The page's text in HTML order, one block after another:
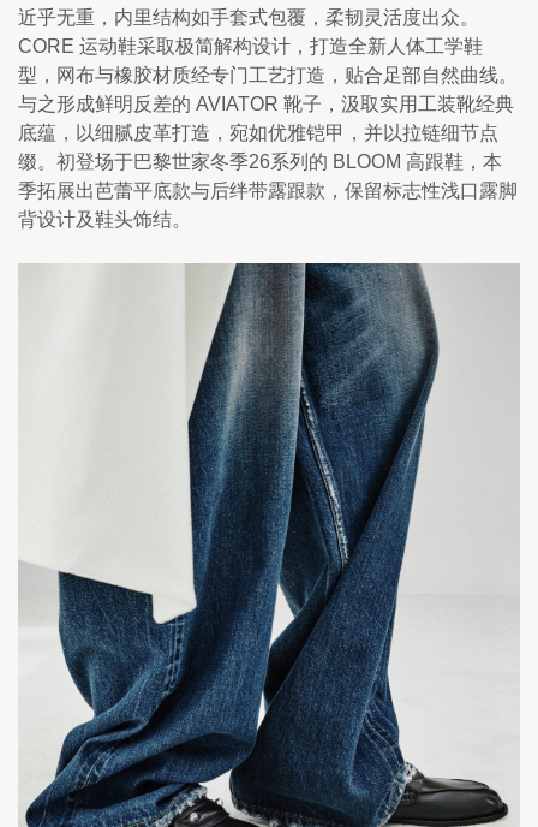
近乎无重，内里结构如手套式包覆，柔韧灵活度出众。
CORE 运动鞋采取极简解构设计，打造全新人体工学鞋
型，网布与橡胶材质经专门工艺打造，贴合足部自然曲线。
与之形成鲜明反差的 AVIATOR 靴子，汲取实用工装靴经典
底蕴，以细腻皮革打造，宛如优雅铠甲，并以拉链细节点
缀。初登场于巴黎世家冬季26系列的 BLOOM 高跟鞋，本
季拓展出芭蕾平底款与后绊带露跟款，保留标志性浅口露脚
背设计及鞋头饰结。